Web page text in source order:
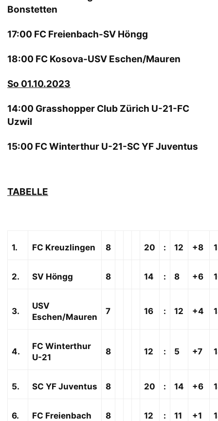
Bonstetten
17:00 FC Freienbach-SV Höngg
18:00 FC Kosova-USV Eschen/Mauren
So 01.10.2023
14:00 Grasshopper Club Zürich U-21-FC
Uzwil
15:00 FC Winterthur U-21-SC YF Juventus
TABELLE
1. FC Kreuzlingen 8 20 : 12 +8
2. SV Höngg 8 14 : 8 +6
3.
USV
Eschen/Mauren
7 16 : 12 +4
4.
FC Winterthur
U-21
8 12 : 5 +7
5. SC YF Juventus 8 20 : 14 +6
6. FC Freienbach 8 12 : 11 +1